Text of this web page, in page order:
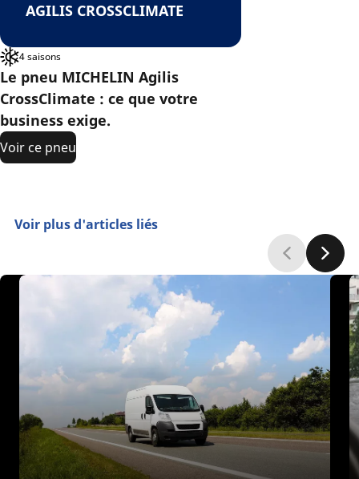
AGILIS CROSSCLIMATE
4 saisons
Le pneu MICHELIN Agilis
CrossClimate : ce que votre
business exige.
Voir ce pneu
Voir plus d'articles liés